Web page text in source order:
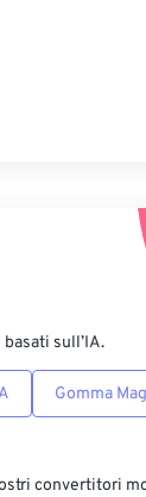
sull’IA.
Gomma
convertitori